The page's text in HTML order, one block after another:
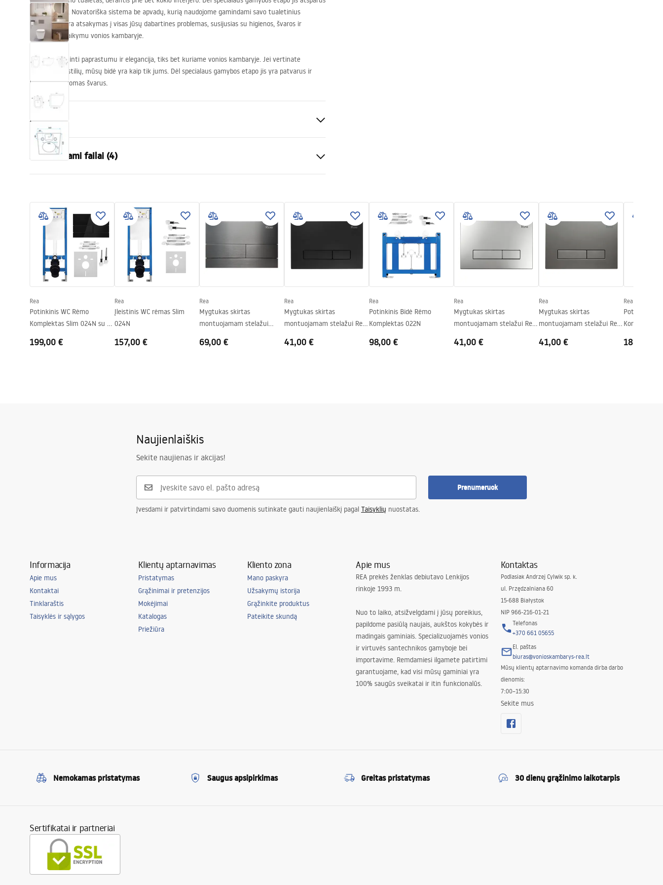
pažeidimams. Novatoriška sistema be apvadų, kurią naudojome gamindami savo tualetinius
dubenėlius, yra atsakymas į visas jūsų dabartines problemas, susijusias su higienos, švaros ir
estetikos palaikymu vonios kambaryje.
Bidė, pasižyminti paprastumu ir elegancija, tiks bet kuriame vonios kambaryje. Jei vertinate
patogumą ir stilių, mūsų bidė yra kaip tik jums. Dėl specialaus gamybos etapo jis yra patvarus ir
lengvai palaikomas švarus.
Savybės
Montavimo būdas
Nuleidimo sistema
Spalva
Balta
Medžiaga
Ilgis
mm
Plotis
370
Aukštis
mm
Montavimo varžtų tarpai
180
Dangtis komplekte
Taip, WC dubens spalvos
Atsisiunčiami failai (4)
ATEST-higieniczny.pdf instrukcja-montażu-misa-wc.pdf
Installation instructions
instrukcja-montażu-misy-wc-video.mp4 WC.pdf
Rea
Potinkinis WC Rėmo
Komplektas Slim 024N su T
199,00 €
Rea
Įleistinis WC rėmas Slim
024N
157,00 €
Rea
Mygtukas skirtas
montuojamam stelažui
Titan
69,00 €
Rea
Mygtukas skirtas
montuojamam stelažui Rea
Black
41,00 €
Rea
Potinkinis Bidė Rėmo
Komplektas 022N
98,00 €
Rea
Mygtukas skirtas
montuojamam stelažui Rea
Satin
41,00 €
Rea
Mygtukas skirtas
montuojamam stelažui Rea
Titan
41,00 €
Rea
Potinkinis
Komplektas
188,00 €
Naujienlaiškis
Sekite naujienas ir akcijas!
Prenumeruok
Įvesdami ir patvirtindami savo duomenis sutinkate gauti naujienlaiškį pagal Taisyklių nuostatas.
Informacija
Apie mus
Kontaktai
Tinklaraštis
Taisyklės ir sąlygos
Klientų aptarnavimas
Pristatymas
Grąžinimai ir pretenzijos
Mokėjimai
Katalogas
Priežiūra
Kliento zona
Mano paskyra
Užsakymų istorija
Grąžinkite produktus
Pateikite skundą
Apie mus
REA prekės ženklas debiutavo Lenkijos
rinkoje 1993 m.
Nuo to laiko, atsižvelgdami į jūsų poreikius,
papildome pasiūlą naujais, aukštos kokybės ir
madingais gaminiais. Specializuojamės vonios
ir virtuvės santechnikos gamyboje bei
importavime. Remdamiesi ilgamete patirtimi
garantuojame, kad visi mūsų gaminiai yra
100% saugūs sveikatai ir itin funkcionalūs.
Kontaktas
Podlasiak Andrzej Cylwik sp. k.
ul. Przędzalniana 60
15-688 Białystok
NIP 966-216-01-21
Telefonas
+370 661 05655
El. paštas
biuras@vonioskambarys-rea.lt
Mūsų klientų aptarnavimo komanda dirba darbo
dienomis:
7:00–15:30
Sekite mus
Nemokamas pristatymas Saugus apsipirkimas Greitas pristatymas 30 dienų grąžinimo laikotarpis
Sertifikatai ir partneriai